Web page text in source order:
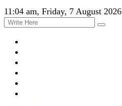
11:04 am, Friday, 7 August 2026